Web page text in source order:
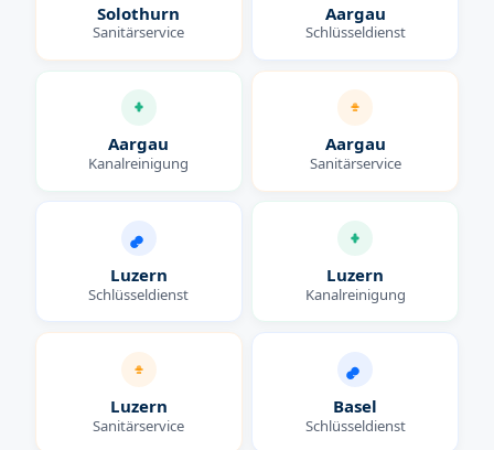
Solothurn
Sanitärservice
Aargau
Schlüsseldienst
Aargau
Kanalreinigung
Aargau
Sanitärservice
Luzern
Schlüsseldienst
Luzern
Kanalreinigung
Luzern
Sanitärservice
Basel
Schlüsseldienst